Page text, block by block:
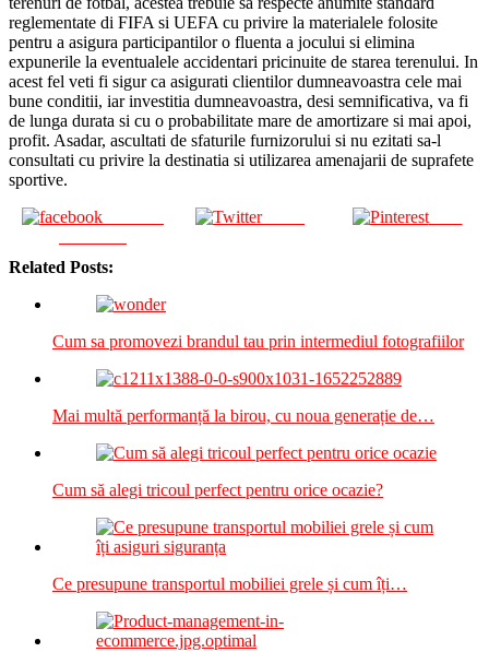
reglementate di FIFA si UEFA cu privire la materialele folosite
pentru a asigura participantilor o fluenta a jocului si elimina
expunerile la eventualele accidentari pricinuite de starea terenului. In
acest fel veti fi sigur ca asigurati clientilor dumneavoastra cele mai
bune conditii, iar investitia dumneavoastra, desi semnificativa, va fi
de lunga durata si cu o probabilitate mare de amortizare si mai apoi,
profit. Asadar, ascultati de sfaturile furnizorului si nu ezitati sa-l
consultati cu privire la destinatia si utilizarea amenajarii de suprafete
sportive.
Tweet Save
Related Posts:
Cum sa promovezi brandul tau prin intermediul fotografiilor
Mai multă performanță la birou, cu noua generație de…
Cum să alegi tricoul perfect pentru orice ocazie?
Ce presupune transportul mobiliei grele și cum îți…